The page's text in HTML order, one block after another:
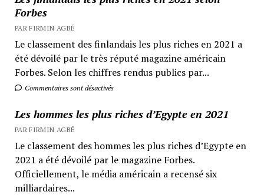
Forbes
PAR FIRMIN AGBÉ
Le classement des finlandais les plus riches en 2021 a
été dévoilé par le très réputé magazine américain
Forbes. Selon les chiffres rendus publics par...
Commentaires sont désactivés
Les hommes les plus riches d’Egypte en 2021
PAR FIRMIN AGBÉ
Le classement des hommes les plus riches d’Egypte en
2021 a été dévoilé par le magazine Forbes.
Officiellement, le média américain a recensé six
milliardaires...